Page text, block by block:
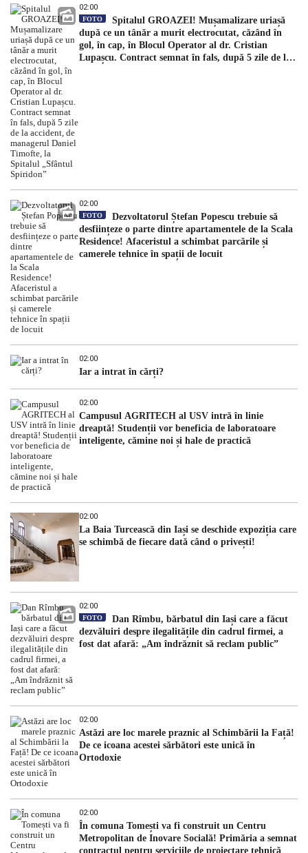
02:00
FOTO
Spitalul GROAZEI! Mușamalizare uriașă
după ce un tânăr a murit electrocutat, căzând în
gol, în cap, în Blocul Operator al dr. Cristian
Lupașcu. Contract semnat în fals, după 5 zile de la
02:00
FOTO
Dezvoltatorul Ștefan Popescu trebuie să
desființeze o parte dintre apartamentele de la Scala
Residence! Afaceristul a schimbat parcările și
camerele tehnice în spații de locuit
02:00
Iar a intrat în cărți?
02:00
Campusul AGRITECH al USV intră în linie
dreaptă! Studenții vor beneficia de laboratoare
inteligente, cămine noi și hale de practică
02:00
La Baia Turcească din Iași se deschide expoziția care
se schimbă de fiecare dată când o privești!
02:00
FOTO
Dan Rîmbu, bărbatul din Iași care a făcut
dezvăluiri despre ilegalitățile din cadrul firmei, a
fost dat afară: „Am îndrăznit să reclam public”
02:00
Astăzi are loc marele praznic al Schimbării la Față!
De ce icoana acestei sărbători este unică în
Ortodoxie
02:00
În comuna Tomești va fi construit un Centru
Metropolitan de Inovare Socială! Primăria a semnat
contractul pentru serviciile de proiectare tehnică